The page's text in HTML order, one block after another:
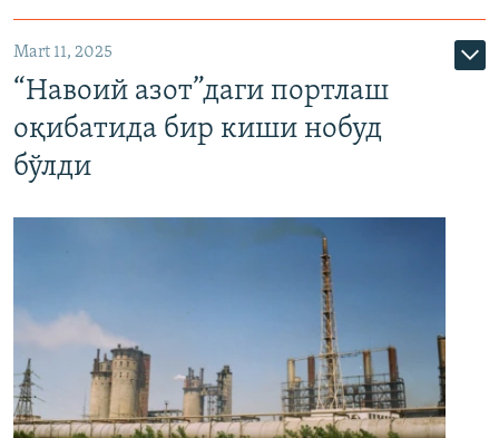
Mart 11, 2025
“Навоий азот”даги портлаш
оқибатида бир киши нобуд
бўлди